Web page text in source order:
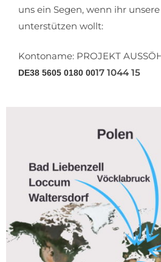
uns ein Segen, wenn ihr
unterstützen wollt:
Kontoname: PROJEKT
DE38 5605 0180 0017 1044 15